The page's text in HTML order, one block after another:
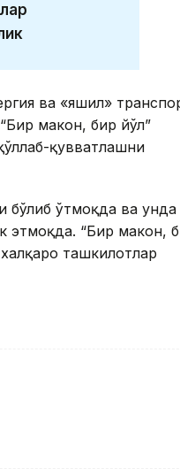
ва «яшил»
макон, бир йўл”
қувватлашни
бўлиб ўтмоқда ва унда
этмоқда. “Бир макон,
ташкилотлар